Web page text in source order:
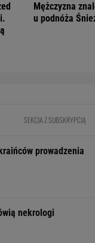
Mężczyzna
u podnóża
SEKCJA Z SUBSKRYPCJĄ
prowadzenia
nekrologi